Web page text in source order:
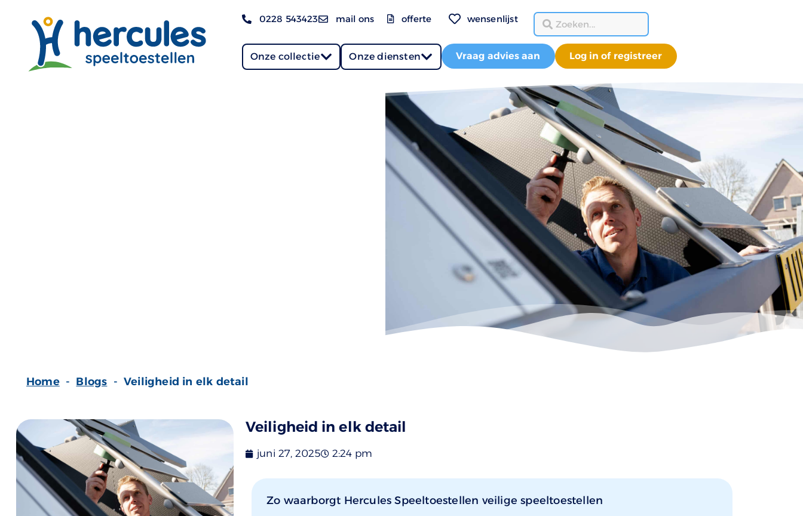
0228 543423 mail ons offerte wensenlijst
Onze collectie Onze diensten Vraag advies aan Log in of registreer
Home - Blogs - Veiligheid in elk detail
Veiligheid in elk detail
juni 27, 2025 2:24 pm
Zo waarborgt Hercules Speeltoestellen veilige speeltoestellen